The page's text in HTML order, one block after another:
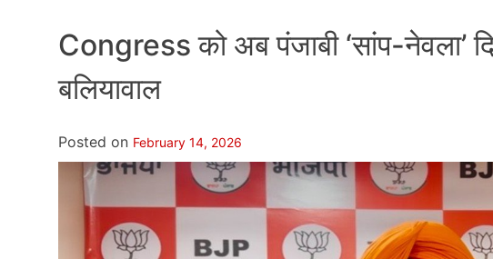
Congress को अब पंजाबी ‘सांप-नेवला’
बलियावाल
Posted on February 14, 2026